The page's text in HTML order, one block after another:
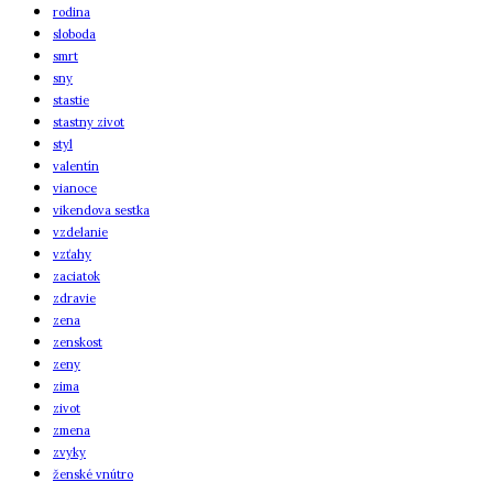
rodina
sloboda
smrt
sny
stastie
stastny zivot
styl
valentín
vianoce
vikendova sestka
vzdelanie
vzťahy
zaciatok
zdravie
zena
zenskost
zeny
zima
zivot
zmena
zvyky
ženské vnútro